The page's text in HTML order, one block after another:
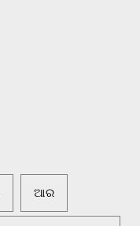
ଆର